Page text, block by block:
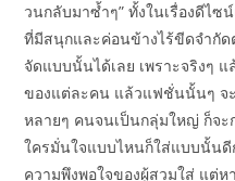
วนกลับมาซ้ำๆ” ทั้งในเรื่องดีไ
ที่มีสนุกและค่อนข้างไร้ขีดจำกัด
จัดแบบนั้นได้เลย เพราะจริงๆ
ของแต่ละคน แล้วแฟชั่นนั้นๆ จ
หลายๆ คนจนเป็นกลุ่มใหญ่ ก็จ
ใครมั่นใจแบบไหนก็ใส่แบบนั้น
ความพึงพอใจของผู้สวมใส่ แต่